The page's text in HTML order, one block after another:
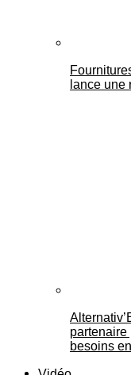
lance une
partenaire
besoins